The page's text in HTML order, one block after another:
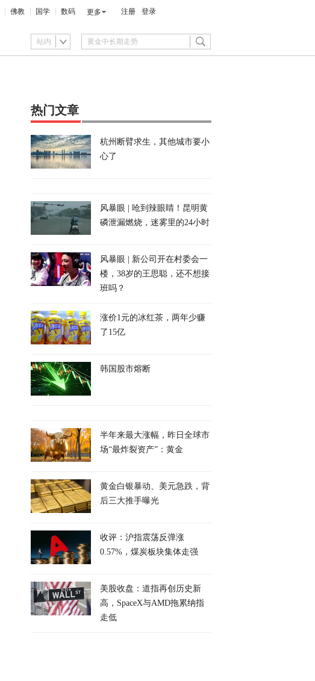
佛教 国学 数码 更多 注册 登录
站内
热门文章
杭州断臂求生，其他城市要小
心了
风暴眼 | 呛到辣眼睛！昆明黄
磷泄漏燃烧，迷雾里的24小时
风暴眼 | 新公司开在村委会一
楼，38岁的王思聪，还不想接
班吗？
涨价1元的冰红茶，两年少赚
了15亿
韩国股市熔断
半年来最大涨幅，昨日全球市
场“最炸裂资产”：黄金
黄金白银暴动、美元急跌，背
后三大推手曝光
收评：沪指震荡反弹涨
0.57%，煤炭板块集体走强
美股收盘：道指再创历史新
高，SpaceX与AMD拖累纳指
走低